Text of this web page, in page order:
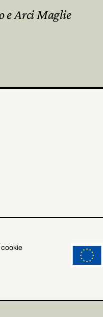
e Arci Maglie
cookie